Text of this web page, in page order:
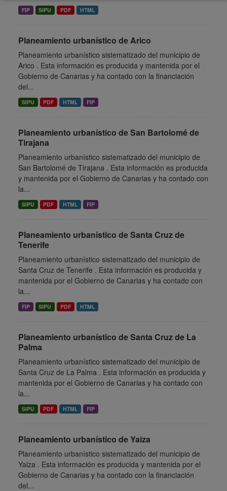
FIP SIPU PDF HTML
Planeamiento urbanístico de Arico
Planeamiento urbanístico sistematizado del municipio de
Arico . Esta información es producida y mantenida por el
Gobierno de Canarias y ha contado con la financiación
del...
SIPU PDF HTML FIP
Planeamiento urbanístico de San Bartolomé de
Tirajana
Planeamiento urbanístico sistematizado del municipio de
San Bartolomé de Tirajana . Esta información es producida
y mantenida por el Gobierno de Canarias y ha contado con
la...
SIPU PDF HTML FIP
Planeamiento urbanístico de Santa Cruz de
Tenerife
Planeamiento urbanístico sistematizado del municipio de
Santa Cruz de Tenerife . Esta información es producida y
mantenida por el Gobierno de Canarias y ha contado con
la...
FIP SIPU PDF HTML
Planeamiento urbanístico de Santa Cruz de La
Palma
Planeamiento urbanístico sistematizado del municipio de
Santa Cruz de La Palma . Esta información es producida y
mantenida por el Gobierno de Canarias y ha contado con
la...
SIPU PDF HTML FIP
Planeamiento urbanístico de Yaiza
Planeamiento urbanístico sistematizado del municipio de
Yaiza . Esta información es producida y mantenida por el
Gobierno de Canarias y ha contado con la financiación
del...